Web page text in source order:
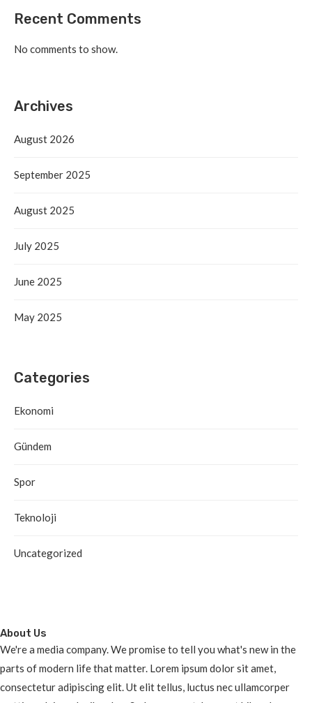
Recent Comments
No comments to show.
Archives
August 2026
September 2025
August 2025
July 2025
June 2025
May 2025
Categories
Ekonomi
Gündem
Spor
Teknoloji
Uncategorized
About Us
We're a media company. We promise to tell you what's new in the
parts of modern life that matter. Lorem ipsum dolor sit amet,
consectetur adipiscing elit. Ut elit tellus, luctus nec ullamcorper